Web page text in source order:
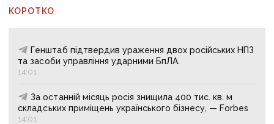
КОРОТКО
Генштаб підтвердив ураження двох російських НПЗ
та засоби управління ударними БпЛА.
14:01
За останній місяць росія знищила 400 тис. кв. м
складських приміщень українського бізнесу, — Forbes
14:01